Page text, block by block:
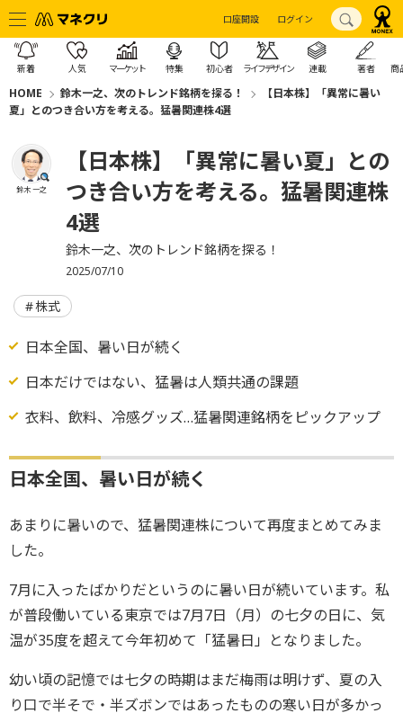
口座開設 ログイン
新着 人気 マーケット 特集 初心者 ライフデザイン 連載 著者 商
HOME 鈴木一之、次のトレンド銘柄を探る！
【日本株】「異常に暑い
夏」とのつき合い方を考える。猛暑関連株4選
鈴木 一之
【日本株】「異常に暑い夏」との
つき合い方を考える。猛暑関連株
4選
鈴木一之、次のトレンド銘柄を探る！
2025/07/10
株式
日本全国、暑い日が続く
日本だけではない、猛暑は人類共通の課題
衣料、飲料、冷感グッズ…猛暑関連銘柄をピックアップ
日本全国、暑い日が続く
あまりに暑いので、猛暑関連株について再度まとめてみま
した。
7月に入ったばかりだというのに暑い日が続いています。私
が普段働いている東京では7月7日（月）の七夕の日に、気
温が35度を超えて今年初めて「猛暑日」となりました。
幼い頃の記憶では七夕の時期はまだ梅雨は明けず、夏の入
り口で半そで・半ズボンではあったものの寒い日が多かっ